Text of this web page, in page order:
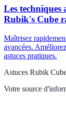
Les techniques
Rubik's Cube
Maîtrisez
avancées.
astuces pratiques.
Astuces Rubik
Votre source